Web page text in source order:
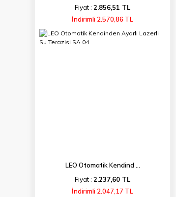
Fiyat : 2.856,51 TL
İndirimli 2.570,86 TL
LEO Otomatik Kendind ...
Fiyat : 2.237,60 TL
İndirimli 2.047,17 TL